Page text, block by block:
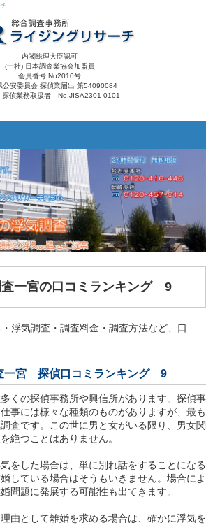
チ
内閣総理大臣認可
(一社) 日本調査業協会加盟員
会員番号 No2010号
公安委員会 探偵業届出 第54090084
務取扱者 No.JISA2301-0101
一宮の口コミランキング 9
浮気調査・調査料金・調査方法など、口
一宮 探偵口コミランキング 9
くの探偵事務所や興信所があります。探偵事
事には様々な種類のものがありますが、最も
査です。この世に男と女がいる限り、男女関
絶つことはありません。
をした場合は、単に別れ話をすることになる
している場合はそうもいきません。場合によ
問題に発展する可能性も出てきます。
由として離婚を求める場合は、確かに浮気を